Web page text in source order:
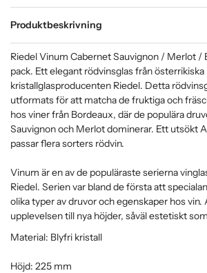
Produktbeskrivning
Riedel Vinum Cabernet Sauvignon / Merlot /
pack. Ett elegant rödvinsglas från österrikiska
kristallglasproducenten Riedel. Detta
utformats för att matcha de fruktiga och
hos viner från Bordeaux, där de populära
Sauvignon och Merlot dominerar. Ett utsökt
passar flera sorters rödvin.
Vinum är en av de populäraste serierna
Riedel. Serien var bland de första att
olika typer av druvor och egenskaper hos
upplevelsen till nya höjder, såväl estetiskt
Material: Blyfri kristall
Höjd: 225 mm